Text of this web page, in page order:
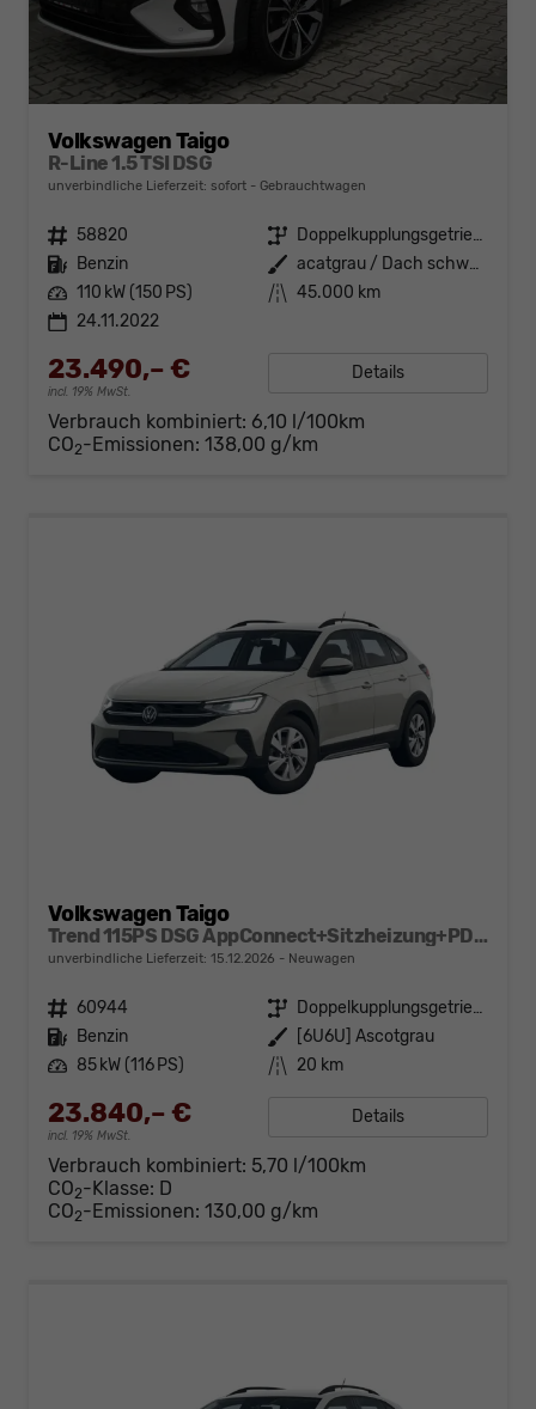
Volkswagen Taigo
R-Line 1.5 TSI DSG
unverbindliche Lieferzeit: sofort Gebrauchtwagen
Fahrzeugnr. 58820 Getriebe
Doppelkupplungsgetriebe (DSG)
Kraftstoff Benzin Außenfarbe
acatgrau / Dach schwarz
Leistung 110 kW (150 PS) Kilometerstand 45.000 km
24.11.2022
23.490,– €
incl. 19% MwSt.
Details
Verbrauch kombiniert: 6,10 l/100km
CO2-Emissionen: 138,00 g/km
Volkswagen Taigo
Trend 115PS DSG AppConnect+Sitzheizung+PDC+Alu16+LED+DAB+FrontAssist
unverbindliche Lieferzeit: 15.12.2026 Neuwagen
Fahrzeugnr. 60944 Getriebe
Doppelkupplungsgetriebe (DSG)
Kraftstoff Benzin Außenfarbe
[6U6U] Ascotgrau
Leistung 85 kW (116 PS) Kilometerstand 20 km
23.840,– €
incl. 19% MwSt.
Details
Verbrauch kombiniert: 5,70 l/100km
CO2-Klasse: D
CO2-Emissionen: 130,00 g/km